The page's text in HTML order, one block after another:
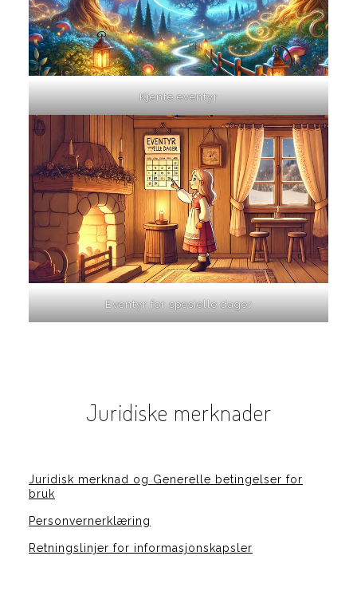
Kjente eventyr
Eventyr for spesielle dager
Juridiske merknader
Juridisk merknad og Generelle betingelser for
bruk
Personvernerklæring
Retningslinjer for informasjonskapsler